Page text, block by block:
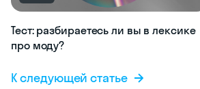
Тест: разбираетесь ли вы в лексике
про моду?
К следующей статье